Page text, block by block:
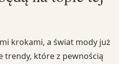
krokami, a świat mody już
trendy, które z pewnością